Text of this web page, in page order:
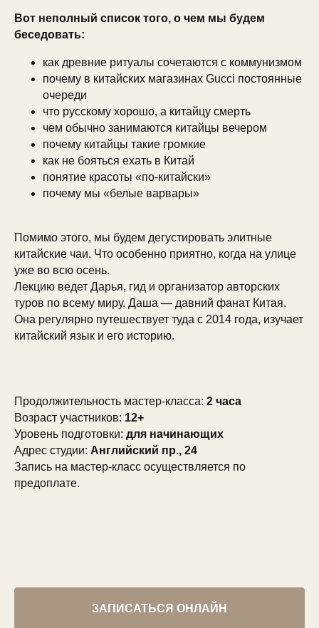
Вот неполный список того, о чем мы будем
беседовать:
как древние ритуалы сочетаются с коммунизмом
почему в китайских магазинах Gucci постоянные
очереди
что русскому хорошо, а китайцу смерть
чем обычно занимаются китайцы вечером
почему китайцы такие громкие
как не бояться ехать в Китай
понятие красоты «по-китайски»
почему мы «белые варвары»
Помимо этого, мы будем дегустировать элитные
китайские чаи. Что особенно приятно, когда на улице
уже во всю осень.
Лекцию ведет Дарья, гид и организатор авторских
туров по всему миру. Даша — давний фанат Китая.
Она регулярно путешествует туда с 2014 года, изучает
китайский язык и его историю.
Продолжительность мастер-класса: 2 часа
Возраст участников: 12+
Уровень подготовки: для начинающих
Адрес студии: Английский пр., 24
Запись на мастер-класс осуществляется по
предоплате.
ЗАПИСАТЬСЯ ОНЛАЙН